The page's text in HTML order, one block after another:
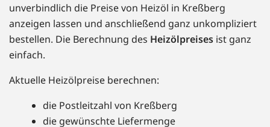
unverbindlich die Preise von Heizöl in Kreßberg
anzeigen lassen und anschließend ganz unkompliziert
bestellen. Die Berechnung des Heizölpreises ist ganz
einfach.
Aktuelle Heizölpreise berechnen:
die Postleitzahl von Kreßberg
die gewünschte Liefermenge